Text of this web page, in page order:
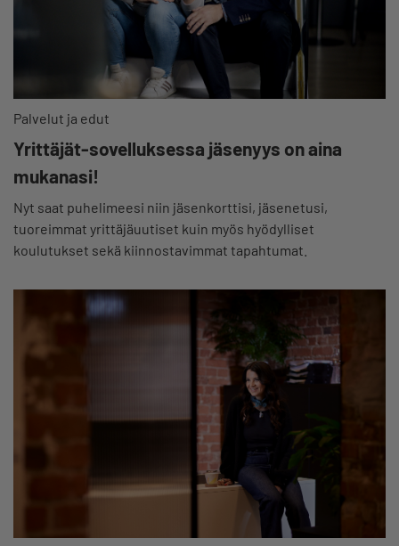
Palvelut ja edut
Yrittäjät-sovelluksessa jäsenyys on aina
mukanasi!
Nyt saat puhelimeesi niin jäsenkorttisi, jäsenetusi,
tuoreimmat yrittäjäuutiset kuin myös hyödylliset
koulutukset sekä kiinnostavimmat tapahtumat.